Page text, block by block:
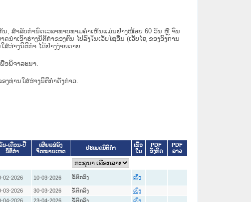
, ສໍາລັບກໍານົດເວລາທາບທາມຄໍາເຫັນແມ່ນຢ່າງໜ້ອຍ 60 ວັນ ຫຼື ຈົນ
ເອົາຮ່າງນິຕິກຳຂອງຕົນ ໄປລົງໃນ​ເວັບ​ໄຊ​ອື່ນ (ເວັບ​ໄຊ​ ຂອງອົງການ
ຮ່າງນິຕິກຳ ໄດ້ຢ່າງງ່າຍດາຍ.
ອພິຈາລະນາ.
ງທ່ານໃສ່ຮ່າງນິຕິກຳດັ່ງກ່າວ.
ນ-ເດືອນ-ປີ
ນິຕິກໍາ
ເຜີຍແຜ່ລົງ
ຈົດໝາຍເຫດ
ປະເພດນິຕິກຳ
ເນື້ອ
ໃນ
PDF
ອັງກິດ
PDF
ລາວ
02-2026 10-03-2026 ຂໍ້ຕົກລົງ ເບິ່ງ
03-2026 30-03-2026 ຂໍ້ຕົກລົງ ເບິ່ງ
04-2026 23-04-2026 ຂໍ້ຕົກລົງ